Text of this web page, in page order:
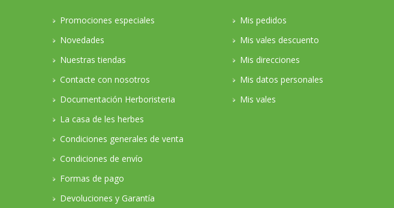
Promociones especiales
Novedades
Nuestras tiendas
Contacte con nosotros
Documentación Herboristeria
La casa de les herbes
Condiciones generales de venta
Condiciones de envío
Formas de pago
Devoluciones y Garantía
Mis pedidos
Mis vales descuento
Mis direcciones
Mis datos personales
Mis vales